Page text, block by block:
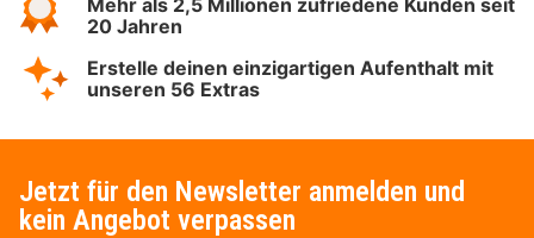
Mehr als 2,5 Millionen zufriedene Kunden seit
20 Jahren
Erstelle deinen einzigartigen Aufenthalt mit
unseren 56 Extras
Jetzt für den Newsletter anmelden und
kein Angebot verpassen